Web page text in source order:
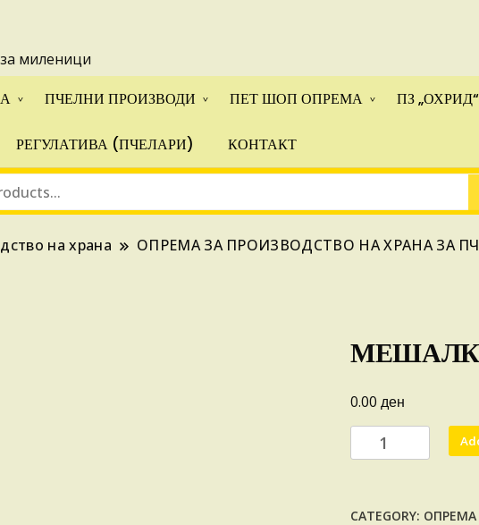
миленици
ПЧЕЛНИ ПРОИЗВОДИ ПЕТ ШОП ОПРЕМА ПЗ „ОХРИД“
РЕГУЛАТИВА (ПЧЕЛАРИ) КОНТАКТ
на храна ОПРЕМА ЗА ПРОИЗВОДСТВО НА ХРАНА ЗА
0.00 ден
МЕШАЛКА
ЗА
CATEGORY: ОПРЕМА